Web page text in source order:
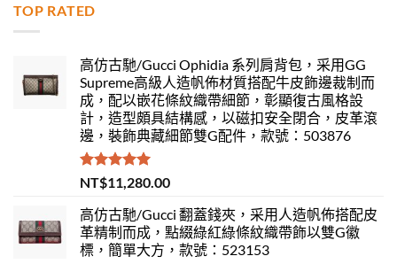
TOP RATED
高仿古馳/Gucci Ophidia 系列肩背包，采用GG
Supreme高級人造帆佈材質搭配牛皮飾邊裁制而
成，配以嵌花條紋織帶細節，彰顯復古風格設
計，造型頗具結構感，以磁扣安全閉合，皮革滾
邊，裝飾典藏細節雙G配件，款號：503876
評分5.00
滿分 5
NT$11,280.00
高仿古馳/Gucci 翻蓋錢夾，采用人造帆佈搭配皮
革精制而成，點綴綠紅綠條紋織帶飾以雙G徽
標，簡單大方，款號：523153